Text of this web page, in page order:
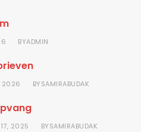
BYADMIN
2026 BYSAMIRABUDAK
17, 2025 BYSAMIRABUDAK